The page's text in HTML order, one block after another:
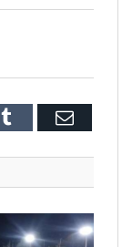
Tumblr Email